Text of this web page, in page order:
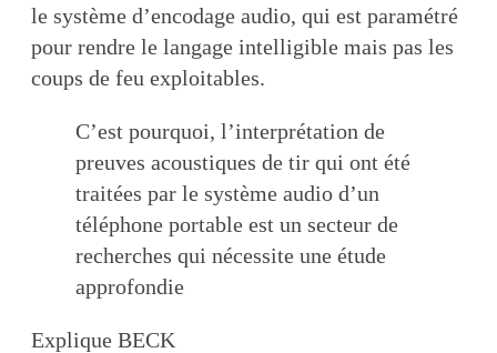
le système d’encodage audio, qui est paramétré
pour rendre le langage intelligible mais pas les
coups de feu exploitables.
C’est pourquoi, l’interprétation de
preuves acoustiques de tir qui ont été
traitées par le système audio d’un
téléphone portable est un secteur de
recherches qui nécessite une étude
approfondie
Explique BECK